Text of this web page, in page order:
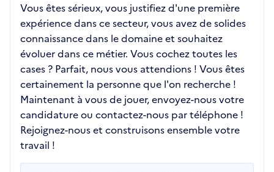
Vous êtes sérieux, vous justifiez d'une première
expérience dans ce secteur, vous avez de solides
connaissance dans le domaine et souhaitez
évoluer dans ce métier. Vous cochez toutes les
cases ? Parfait, nous vous attendions ! Vous êtes
certainement la personne que l'on recherche !
Maintenant à vous de jouer, envoyez-nous votre
candidature ou contactez-nous par téléphone !
Rejoignez-nous et construisons ensemble votre
travail !